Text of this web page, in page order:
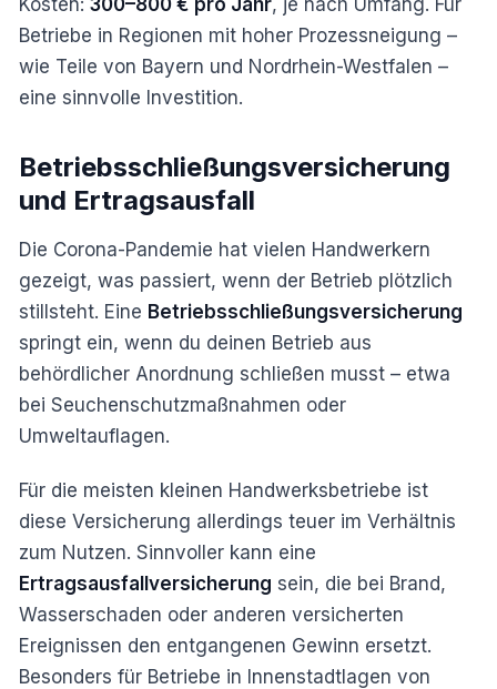
Betriebe in Regionen mit hoher Prozessneigung –
wie Teile von Bayern und Nordrhein-Westfalen –
eine sinnvolle Investition.
Betriebsschließungsversicherung
und Ertragsausfall
Die Corona-Pandemie hat vielen Handwerkern
gezeigt, was passiert, wenn der Betrieb plötzlich
stillsteht. Eine Betriebsschließungsversicherung
springt ein, wenn du deinen Betrieb aus
behördlicher Anordnung schließen musst – etwa
bei Seuchenschutzmaßnahmen oder
Umweltauflagen.
Für die meisten kleinen Handwerksbetriebe ist
diese Versicherung allerdings teuer im Verhältnis
zum Nutzen. Sinnvoller kann eine
Ertragsausfallversicherung sein, die bei Brand,
Wasserschaden oder anderen versicherten
Ereignissen den entgangenen Gewinn ersetzt.
Besonders für Betriebe in Innenstadtlagen von